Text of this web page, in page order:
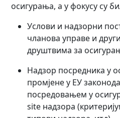
осигурања, а у фокусу су
Услови и надзорни
чланова управе и
друштвима за
Надзор посредника у
промјене у ЕУ
посредовањем у
site надзора